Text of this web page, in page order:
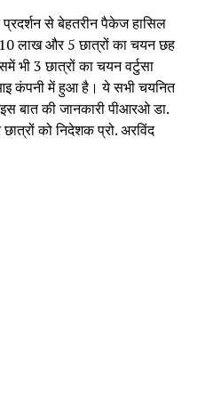
से बेहतरीन पैकेज हासिल
लाख और 5 छात्रों का चयन छह
3 छात्रों का चयन वर्टुसा
कंपनी में हुआ है। ये सभी चयनित
बात की जानकारी पीआरओ डा.
छात्रों को निदेशक प्रो. अरविंद